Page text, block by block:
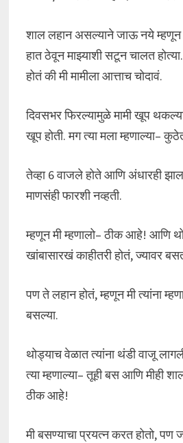
शाल लहान असल्याने जाऊ नये म्हणून
हात ठेवून माझ्याशी सटून चालत
होतं की मी मामीला आत्ताच चोदावं.
दिवसभर फिरल्यामुळे मामी खूप
खूप होती. मग त्या मला म्हणाल्या–
तेव्हा 6 वाजले होते आणि अंधारही
माणसंही फारशी नव्हती.
म्हणून मी म्हणालो– ठीक आहे! आणि
खांबासारखं काहीतरी होतं, ज्यावर
पण ते लहान होतं, म्हणून मी त्यांना
बसल्या.
थोड्याच वेळात त्यांना थंडी वाजू
त्या म्हणाल्या– तूही बस आणि मीही
ठीक आहे!
मी बसण्याचा प्रयत्न करत होतो, पण